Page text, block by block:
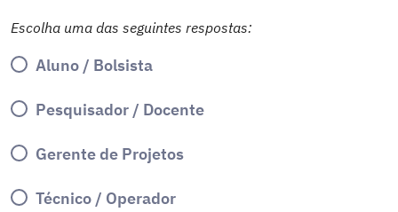
Escolha uma das seguintes respostas:
Aluno / Bolsista
Pesquisador / Docente
Gerente de Projetos
Técnico / Operador